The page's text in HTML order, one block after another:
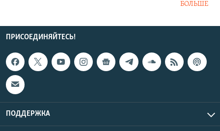
БОЛЬШЕ
ПРИСОЕДИНЯЙТЕСЬ!
ПОДДЕРЖКА